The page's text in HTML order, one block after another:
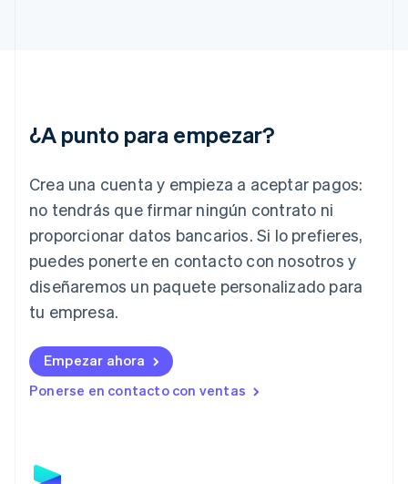
¿A punto para empezar?
Crea una cuenta y empieza a aceptar pagos:
no tendrás que firmar ningún contrato ni
proporcionar datos bancarios. Si lo prefieres,
puedes ponerte en contacto con nosotros y
diseñaremos un paquete personalizado para
tu empresa.
Empezar ahora
Ponerse en contacto con ventas
India
English
Italia
ItalianoEnglish
Japón
日本語 English
Letonia
Liechtenstein
Lituania
English
Luxemburgo
Malta